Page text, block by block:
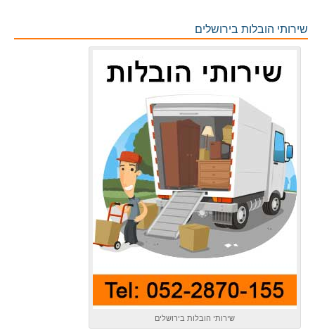
שירותי הובלות בירושלים
שירותי הובלות בירושלים